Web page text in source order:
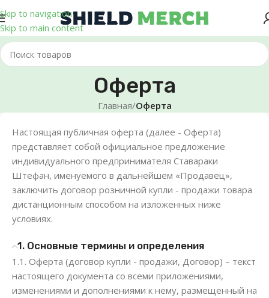
Skip to navigation
Skip to main content
Оферта
Главная/Оферта
Настоящая публичная оферта (далее - Оферта)
представляет собой официальное предложение
индивидуального предпринимателя Ставараки
Штефан, именуемого в дальнейшем «Продавец»,
заключить договор розничной купли - продажи товара
дистанционным способом на изложенных ниже
условиях.
1. Основные термины и определения
1.1. Оферта (договор купли - продажи, Договор) – текст
настоящего документа со всеми приложениями,
изменениями и дополнениями к нему, размещенный на